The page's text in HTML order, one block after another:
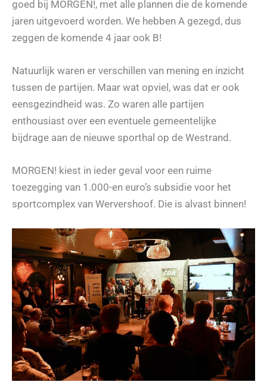
goed bij MORGEN!, met alle plannen die de komende
jaren uitgevoerd worden. We hebben A gezegd, dus
zeggen de komende 4 jaar ook B!
Natuurlijk waren er verschillen van mening en inzicht
tussen de partijen. Maar wat opviel, was dat er ook
eensgezindheid was. Zo waren alle partijen
enthousiast over een eventuele gemeentelijke
bijdrage aan de nieuwe sporthal op de Westrand.
MORGEN! kiest in ieder geval voor een ruime
toezegging van 1.000-en euro’s subsidie voor het
sportcomplex van Wervershoof. Die is alvast binnen!